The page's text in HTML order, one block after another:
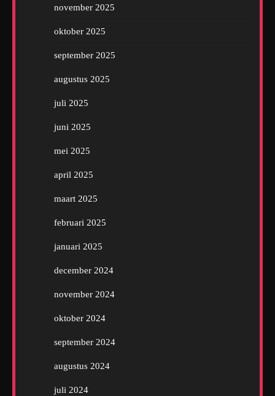
november 2025
oktober 2025
september 2025
augustus 2025
juli 2025
juni 2025
mei 2025
april 2025
maart 2025
februari 2025
januari 2025
december 2024
november 2024
oktober 2024
september 2024
augustus 2024
juli 2024